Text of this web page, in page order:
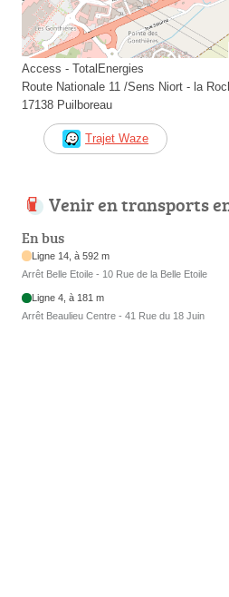
Access - TotalEnergies
Route Nationale 11 /Sens Niort - la
17138 Puilboreau
Trajet Waze
Venir en transports
En bus
Ligne 14, à 592 m
Arrêt Belle Etoile - 10 Rue de la Belle Etoile
Ligne 4, à 181 m
Arrêt Beaulieu Centre - 41 Rue du 18 Juin